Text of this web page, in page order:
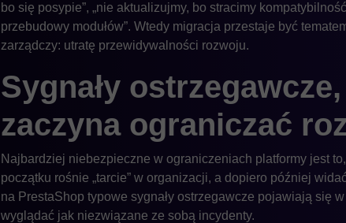
bo się posypie”, „nie aktualizujmy, bo stracimy
przebudowy modułów”. Wtedy migracja przestaje być
zarządczy: utratę przewidywalności rozwoju.
Sygnały
zaczyna ograniczać
Najbardziej niebezpieczne w ograniczeniach platformy jest
początku rośnie „tarcie” w organizacji, a dopiero później
na PrestaShop typowe sygnały ostrzegawcze pojawiają się
wyglądać jak niezwiązane ze sobą incydenty.